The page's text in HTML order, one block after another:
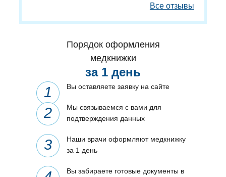
Все отзывы
Порядок оформления
медкнижки
за 1 день
Вы оставляете заявку на сайте
Мы связываемся с вами для
подтверждения данных
Наши врачи оформляют медкнижку
за 1 день
Вы забираете готовые документы в